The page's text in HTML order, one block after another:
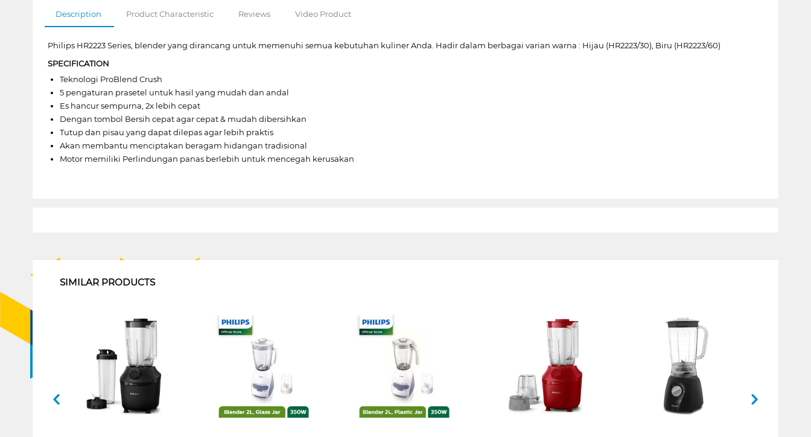
Description Product Characteristic Reviews Video Product
Philips HR2223 Series, blender yang dirancang untuk memenuhi semua kebutuhan kuliner Anda. Hadir dalam berbagai varian warna : Hijau (HR2223/30), Biru (HR2223/60)
SPECIFICATION
Teknologi ProBlend Crush
5 pengaturan prasetel untuk hasil yang mudah dan andal
Es hancur sempurna, 2x lebih cepat
Dengan tombol Bersih cepat agar cepat & mudah dibersihkan
Tutup dan pisau yang dapat dilepas agar lebih praktis
Akan membantu menciptakan beragam hidangan tradisional
Motor memiliki Perlindungan panas berlebih untuk mencegah kerusakan
SIMILAR PRODUCTS